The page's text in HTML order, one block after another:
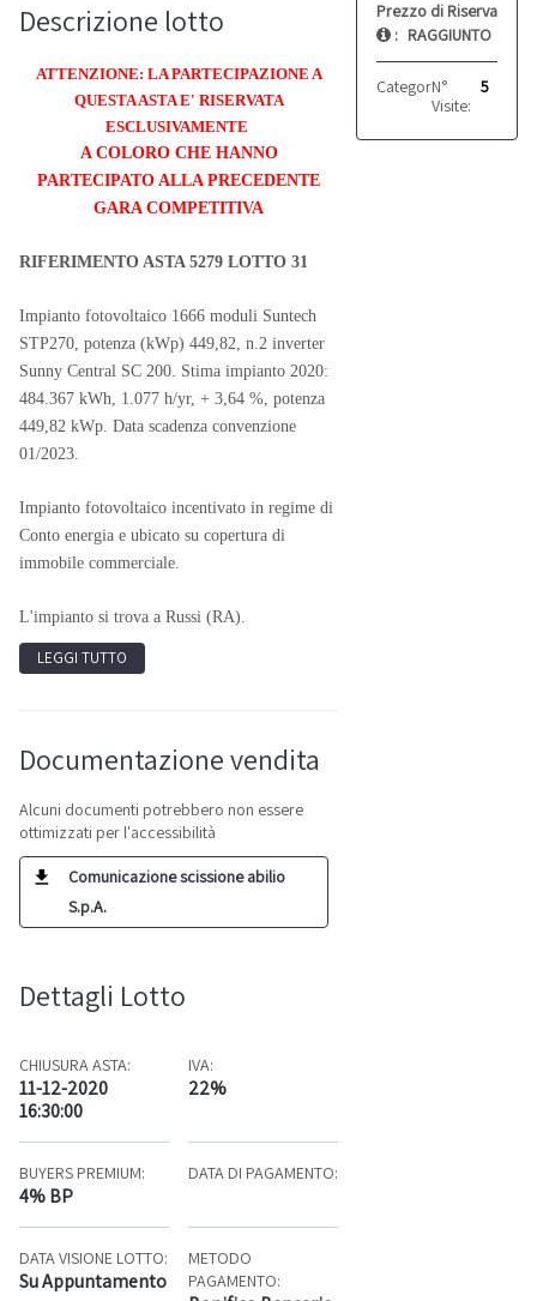
Prezzo di Riserva
: RAGGIUNTO
Categoria:
N°
Visite:
5
Descrizione lotto
ATTENZIONE: LA PARTECIPAZIONE A
QUESTA ASTA E' RISERVATA
ESCLUSIVAMENTE
A COLORO CHE HANNO
PARTECIPATO ALLA PRECEDENTE
GARA COMPETITIVA
RIFERIMENTO ASTA 5279 LOTTO 31
Impianto fotovoltaico 1666 moduli Suntech
STP270, potenza (kWp) 449,82, n.2 inverter
Sunny Central SC 200. Stima impianto 2020:
484.367 kWh, 1.077 h/yr, + 3,64 %, potenza
449,82 kWp. Data scadenza convenzione
01/2023.
Impianto fotovoltaico incentivato in regime di
Conto energia e ubicato su copertura di
immobile commerciale.
L'impianto si trova a Russi (RA).
LEGGI TUTTO
Documentazione vendita
Alcuni documenti potrebbero non essere
ottimizzati per l'accessibilità
Comunicazione scissione abilio
S.p.A.
Dettagli Lotto
CHIUSURA ASTA:
11-12-2020
16:30:00
IVA:
22%
BUYERS PREMIUM:
4% BP
DATA DI PAGAMENTO:
DATA VISIONE LOTTO:
Su Appuntamento
METODO
PAGAMENTO: